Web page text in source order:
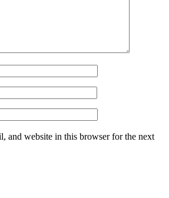
and website in this browser for the next